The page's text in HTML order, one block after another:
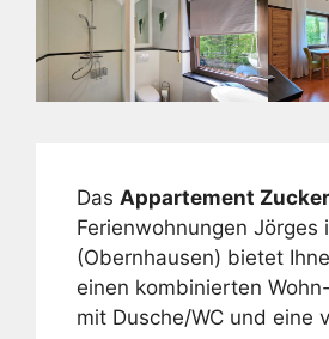
Das Appartement
Ferienwohnungen Jörges
(Obernhausen) bietet
einen kombinierten
mit Dusche/WC und eine